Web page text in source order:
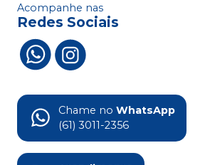
Acompanhe nas
Redes Sociais
Chame no WhatsApp
(61) 3011-2356